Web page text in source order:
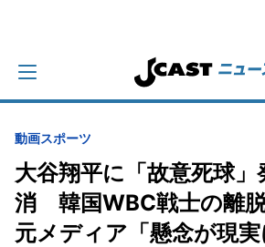
動画スポーツ
大谷翔平に「故意死球
消 韓国WBC戦士の離
元メディア「懸念が現実